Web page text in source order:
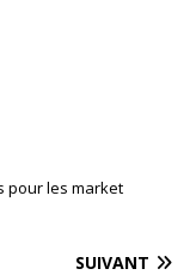
pour les market
SUIVANT